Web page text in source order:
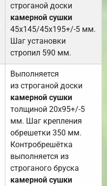
строганой доски
камерной сушки
45х145/45х195+/-5 мм.
Шаг установки
стропил 590 мм.
Выполняется
из строганой доски
камерной сушки
толщиной 20х95+/-5
мм. Шаг крепления
обрешетки 350 мм.
Контробрешётка
выполняется из
строганого бруска
камерной сушки